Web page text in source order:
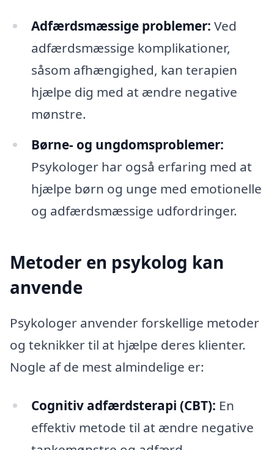
Adfærdsmæssige problemer: Ved
adfærdsmæssige komplikationer,
såsom afhængighed, kan terapien
hjælpe dig med at ændre negative
mønstre.
Børne- og ungdomsproblemer:
Psykologer har også erfaring med at
hjælpe børn og unge med emotionelle
og adfærdsmæssige udfordringer.
Metoder en psykolog kan
anvende
Psykologer anvender forskellige metoder
og teknikker til at hjælpe deres klienter.
Nogle af de mest almindelige er:
Cognitiv adfærdsterapi (CBT): En
effektiv metode til at ændre negative